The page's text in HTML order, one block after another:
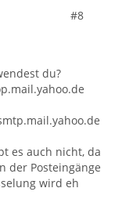
#8
du?
es auch nicht, da
der Posteingänge
wird eh